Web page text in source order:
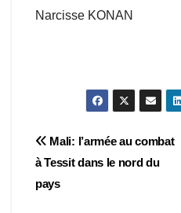
Narcisse KONAN
Navigation
de
Mali: l’armée au combat
à Tessit dans le nord du
pays